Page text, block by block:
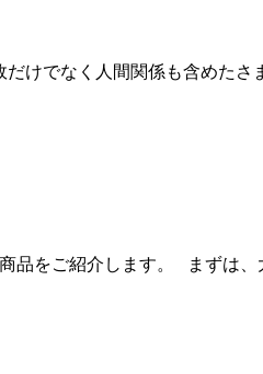
でなく人間関係も含めたさ
をご紹介します。 まずは